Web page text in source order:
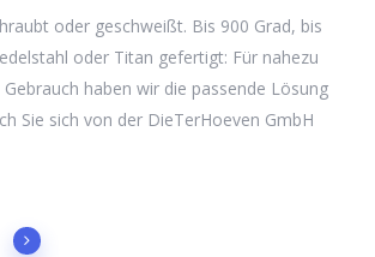
oder geschweißt. Bis 900 Grad, bis
oder Titan gefertigt: Für nahezu
haben wir die passende Lösung
Sie sich von der DieTerHoeven GmbH